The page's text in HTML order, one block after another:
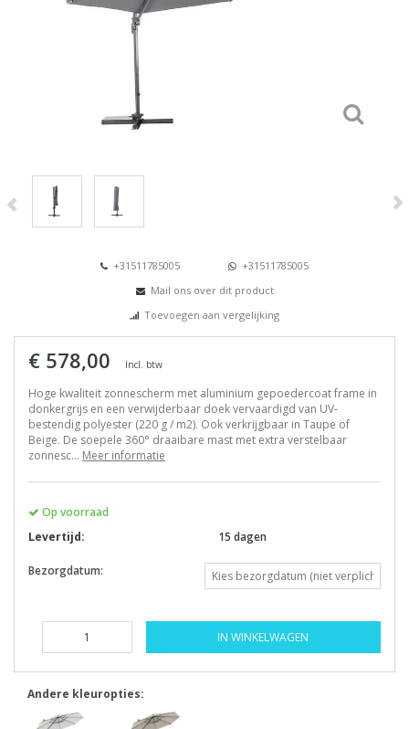
+31511785005
+31511785005
Mail ons over dit product
Toevoegen aan vergelijking
€ 578,00 Incl. btw
Hoge kwaliteit zonnescherm met aluminium gepoedercoat frame in
donkergrijs en een verwijderbaar doek vervaardigd van UV-
bestendig polyester (220 g / m2). Ook verkrijgbaar in Taupe of
Beige. De soepele 360° draaibare mast met extra verstelbaar
zonnesc... Meer informatie
Op voorraad
Levertijd:
15 dagen
Bezorgdatum:
IN WINKELWAGEN
Andere kleuropties: